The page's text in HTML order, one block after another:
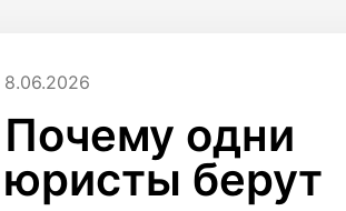
8.06.2026
Почему одни
юристы берут